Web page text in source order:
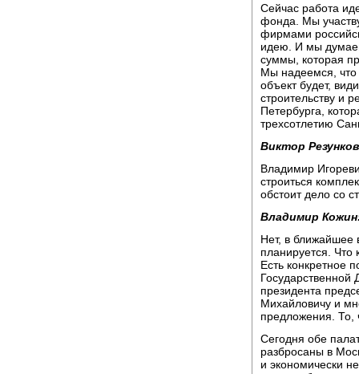
Сейчас работа
фонда. Мы
фирмами
идею. И мы
суммы, которая
Мы надеемся, что
объект будет,
строительству и
Петербурга,
трехсотлетию
Виктор
Владимир
строиться
обстоит дело со
Владимир
Нет, в ближайшее
планируется. Что
Есть конкретное
Государственной
президента
Михайловичу и
предложения. То,
Сегодня обе
разбросаны в
и экономически